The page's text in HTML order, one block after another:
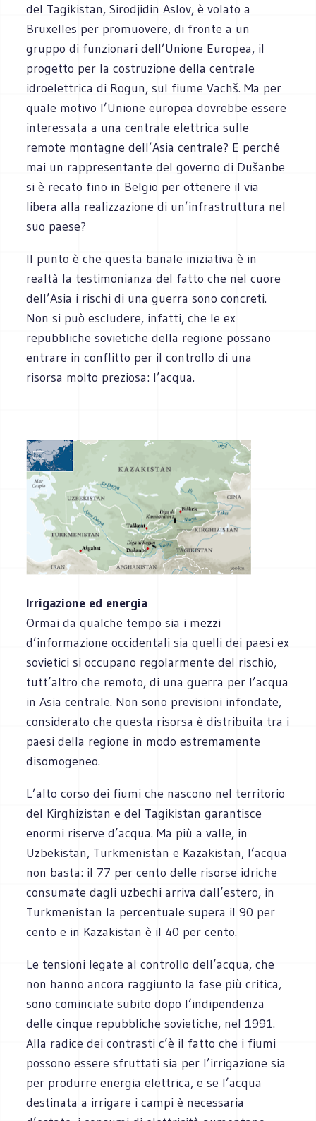
del Tagikistan, Sirodjidin Aslov, è volato a
Bruxelles per promuovere, di fronte a un
gruppo di funzionari dell’Unione Europea, il
progetto per la costruzione della centrale
idroelettrica di Rogun, sul fiume Vachš. Ma per
quale motivo l’Unione europea dovrebbe essere
interessata a una centrale elettrica sulle
remote montagne dell’Asia centrale? E perché
mai un rappresentante del governo di Dušanbe
si è recato fino in Belgio per ottenere il via
libera alla realizzazione di un’infrastruttura nel
suo paese?
Il punto è che questa banale iniziativa è in
realtà la testimonianza del fatto che nel cuore
dell’Asia i rischi di una guerra sono concreti.
Non si può escludere, infatti, che le ex
repubbliche sovietiche della regione possano
entrare in conflitto per il controllo di una
risorsa molto preziosa: l’acqua.
Irrigazione ed energia
Ormai da qualche tempo sia i mezzi
d’informazione occidentali sia quelli dei paesi ex
sovietici si occupano regolarmente del rischio,
tutt’altro che remoto, di una guerra per l’acqua
in Asia centrale. Non sono previsioni infondate,
considerato che questa risorsa è distribuita tra i
paesi della regione in modo estremamente
disomogeneo.
L’alto corso dei fiumi che nascono nel territorio
del Kirghizistan e del Tagikistan garantisce
enormi riserve d’acqua. Ma più a valle, in
Uzbekistan, Turkmenistan e Kazakistan, l’acqua
non basta: il 77 per cento delle risorse idriche
consumate dagli uzbechi arriva dall’estero, in
Turkmenistan la percentuale supera il 90 per
cento e in Kazakistan è il 40 per cento.
Le tensioni legate al controllo dell’acqua, che
non hanno ancora raggiunto la fase più critica,
sono cominciate subito dopo l’indipendenza
delle cinque repubbliche sovietiche, nel 1991.
Alla radice dei contrasti c’è il fatto che i fiumi
possono essere sfruttati sia per l’irrigazione sia
per produrre energia elettrica, e se l’acqua
destinata a irrigare i campi è necessaria